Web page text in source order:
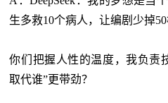
生多救10个病人，让编剧少掉50
你们把握人性的温度，我负责
取代谁”更带劲？